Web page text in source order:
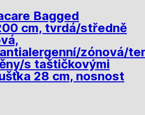
Bagged
cm, tvrdá/středně
zónová/
s taštičkovými
28 cm, nosnost